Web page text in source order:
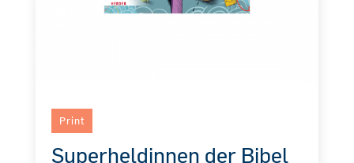
Print
Superheldinnen der Bibel